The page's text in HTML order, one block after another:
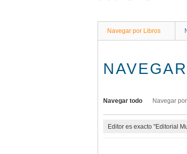
Navegar por Libros
Navegar todo Navegar
Editor es exacto "Editorial